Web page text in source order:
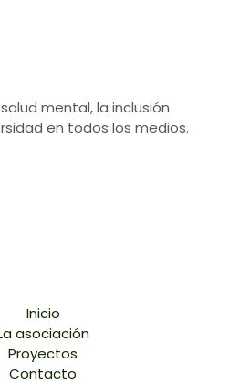
mental, la inclusión
en todos los medios.
Inicio
asociación
Proyectos
Contacto